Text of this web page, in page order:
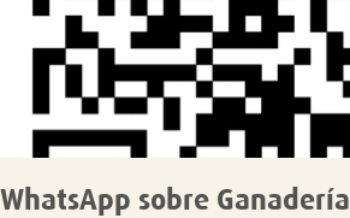
WhatsApp sobre Ganadería